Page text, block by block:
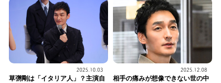
2025.10.03
草彅剛は「イタリア人」？主演自
2025.12.08
相手の痛みが想像できない世の中